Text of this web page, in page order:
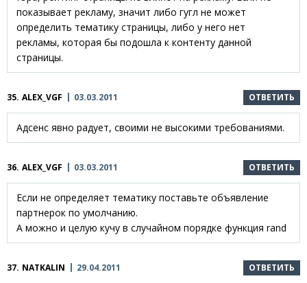
показывает рекламу, значит либо гугл не может
определить тематику страницы, либо у него нет
рекламы, которая бы подошла к контенту данной
страницы.
35. ALEX_VGF 03.03.2011 ОТВЕТИТЬ
Адсенс явно радует, своими не высокими требованиями.
36. ALEX_VGF 03.03.2011 ОТВЕТИТЬ
Если не определяет тематику поставьте объявление
партнерок по умолчанию.
А можно и целую кучу в случайном порядке функция rand
37. NATKALIN 29.04.2011 ОТВЕТИТЬ